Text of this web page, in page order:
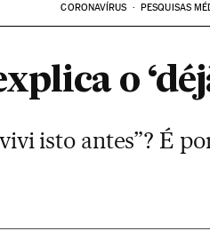
CORONAVÍRUS PESQUISAS
o
isto antes”? É